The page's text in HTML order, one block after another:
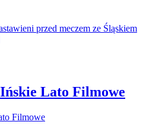
Lato Filmowe